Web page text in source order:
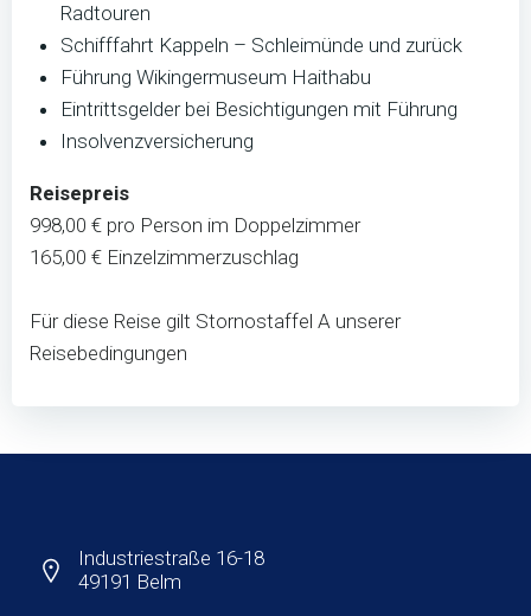
Radtouren
Schifffahrt Kappeln – Schleimünde und zurück
Führung Wikingermuseum Haithabu
Eintrittsgelder bei Besichtigungen mit Führung
Insolvenzversicherung
Reisepreis
998,00 € pro Person im Doppelzimmer
165,00 € Einzelzimmerzuschlag
Für diese Reise gilt Stornostaffel A unserer
Reisebedingungen
Industriestraße 16-18
49191 Belm